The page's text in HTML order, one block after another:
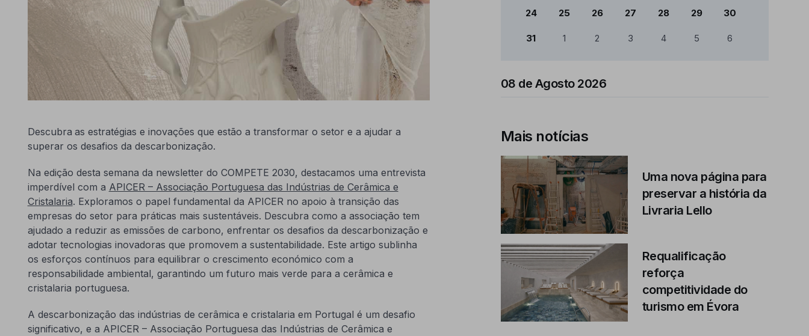
Descubra as estratégias e inovações que estão a transformar o setor e a ajudar a
superar os desafios da descarbonização.
Na edição desta semana da newsletter do COMPETE 2030, destacamos uma entrevista
imperdível com a APICER – Associação Portuguesa das Indústrias de Cerâmica e
Cristalaria. Exploramos o papel fundamental da APICER no apoio à transição das
empresas do setor para práticas mais sustentáveis. Descubra como a associação tem
ajudado a reduzir as emissões de carbono, enfrentar os desafios da descarbonização e
adotar tecnologias inovadoras que promovem a sustentabilidade. Este artigo sublinha
os esforços contínuos para equilibrar o crescimento económico com a
responsabilidade ambiental, garantindo um futuro mais verde para a cerâmica e
cristalaria portuguesa.
A descarbonização das indústrias de cerâmica e cristalaria em Portugal é um desafio
significativo, e a APICER – Associação Portuguesa das Indústrias de Cerâmica e
24 25 26 27 28 29 30
31 1 2 3 4 5 6
08 de Agosto 2026
Mais notícias
Uma nova página para
preservar a história da
Livraria Lello
Requalificação
reforça
competitividade do
turismo em Évora